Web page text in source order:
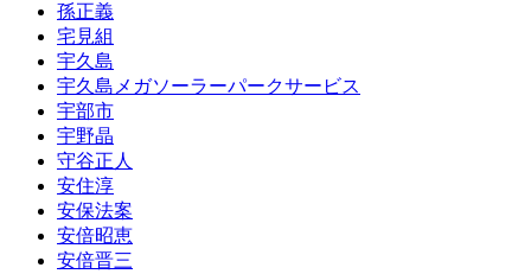
孫正義
宅見組
宇久島
宇久島メガソーラーパークサービス
宇部市
宇野晶
守谷正人
安住淳
安保法案
安倍昭恵
安倍晋三